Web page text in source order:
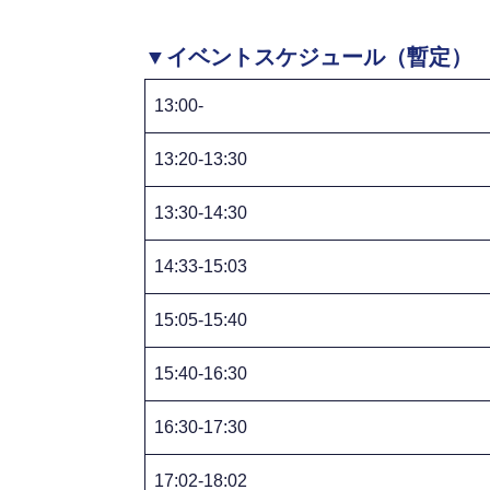
▼ イベントスケジュール（暫定）
13:00-
13:20-13:30
13:30-14:30
14:33-15:03
15:05-15:40
15:40-16:30
16:30-17:30
17:02-18:02